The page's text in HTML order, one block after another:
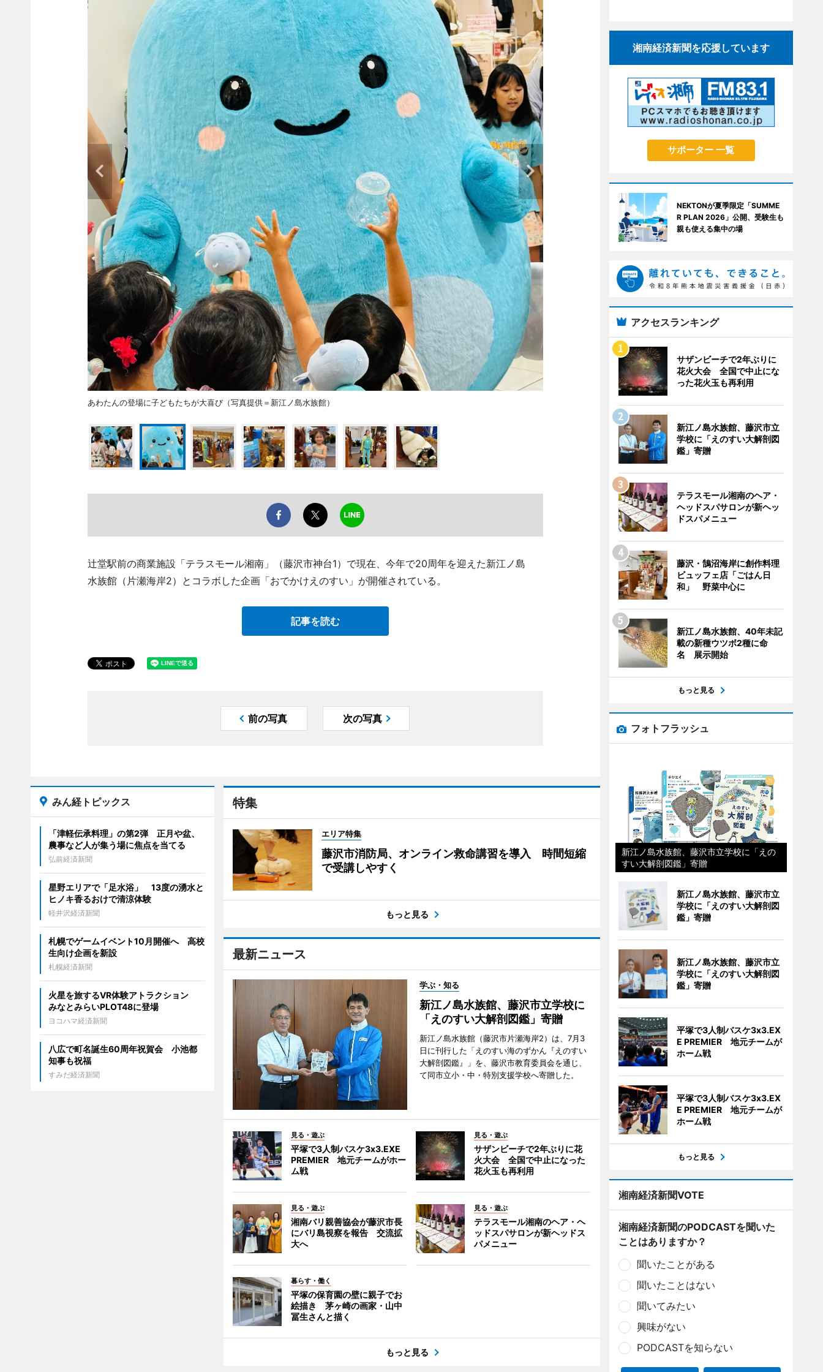
あわたんの登場に子どもたちが大喜び（写真提供＝新江ノ島水族館）
辻堂駅前の商業施設「テラスモール湘南」（藤沢市神台1）で現在、今年で20周年を迎えた新江ノ島
水族館（片瀬海岸2）とコラボした企画「おでかけえのすい」が開催されている。
記事を読む
前の写真 次の写真
特集
エリア特集
藤沢市消防局、オンライン救命講習を導入 時間短縮
で受講しやすく
もっと見る
最新ニュース
学ぶ・知る
新江ノ島水族館、藤沢市立学校に
「えのすい大解剖図鑑」寄贈
新江ノ島水族館（藤沢市片瀬海岸2）は、7月3
日に刊行した「えのすい海のずかん『えのすい
大解剖図鑑』」を、藤沢市教育委員会を通じ、
て同市立小・中・特別支援学校へ寄贈した。
見る・遊ぶ
平塚で3人制バスケ3x3.EXE
PREMIER 地元チームがホー
ム戦
見る・遊ぶ
サザンビーチで2年ぶりに花
火大会 全国で中止になった
花火玉も再利用
見る・遊ぶ
湘南バリ親善協会が藤沢市長
にバリ島視察を報告 交流拡
大へ
見る・遊ぶ
テラスモール湘南のヘア・ヘ
ッドスパサロンが新ヘッドス
パメニュー
暮らす・働く
平塚の保育園の壁に親子でお
絵描き 茅ヶ崎の画家・山中
冨生さんと描く
もっと見る
みん経トピックス
「津軽伝承料理」の第2弾 正月や盆、
農事など人が集う場に焦点を当てる
弘前経済新聞
星野エリアで「足水浴」 13度の湧水と
ヒノキ香るおけで清涼体験
軽井沢経済新聞
札幌でゲームイベント10月開催へ 高校
生向け企画を新設
札幌経済新聞
火星を旅するVR体験アトラクション
みなとみらいPLOT48に登場
ヨコハマ経済新聞
八広で町名誕生60周年祝賀会 小池都
知事も祝福
すみだ経済新聞
湘南経済新聞を応援しています
サポーター 一覧
NEKTONが夏季限定「SUMME
R PLAN 2026」公開、受験生も
親も使える集中の場
アクセスランキング
サザンビーチで2年ぶりに
花火大会 全国で中止にな
った花火玉も再利用
新江ノ島水族館、藤沢市立
学校に「えのすい大解剖図
鑑」寄贈
テラスモール湘南のヘア・
ヘッドスパサロンが新ヘッ
ドスパメニュー
藤沢・鵠沼海岸に創作料理
ビュッフェ店「ごはん日
和」 野菜中心に
新江ノ島水族館、40年未記
載の新種ウツボ2種に命
名 展示開始
もっと見る
フォトフラッシュ
新江ノ島水族館、藤沢市立学校に「えの
すい大解剖図鑑」寄贈
新江ノ島水族館、藤沢市立
学校に「えのすい大解剖図
鑑」寄贈
新江ノ島水族館、藤沢市立
学校に「えのすい大解剖図
鑑」寄贈
平塚で3人制バスケ3x3.EX
E PREMIER 地元チームが
ホーム戦
平塚で3人制バスケ3x3.EX
E PREMIER 地元チームが
ホーム戦
もっと見る
湘南経済新聞VOTE
湘南経済新聞のPODCASTを聞いた
ことはありますか？
聞いたことがある
聞いたことはない
聞いてみたい
興味がない
PODCASTを知らない